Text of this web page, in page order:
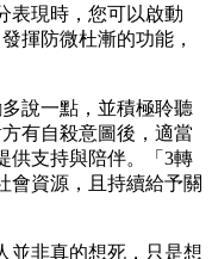
表現時，您可以啟動
揮防微杜漸的功能，
說一點，並積極聆聽
有自殺意圖後，適當
供支持與陪伴。「3轉
會資源，且持續給予關
並非真的想死，只是想